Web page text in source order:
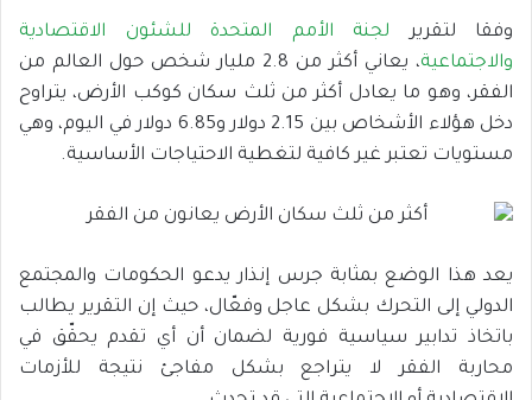
وفقا لتقرير لجنة الأمم المتحدة للشئون الاقتصادية
والاجتماعية
، يعاني أكثر من 2.8 مليار شخص حول العالم من
الفقر، وهو ما يعادل أكثر من ثلث سكان كوكب الأرض، يتراوح
دخل هؤلاء الأشخاص بين 2.15 دولار و6.85 دولار في اليوم، وهي
مستويات تعتبر غير كافية لتغطية الاحتياجات الأساسية.
يعد هذا الوضع بمثابة جرس إنذار يدعو الحكومات والمجتمع
الدولي إلى التحرك بشكل عاجل وفعّال، حيث إن التقرير يطالب
باتخاذ تدابير سياسية فورية لضمان أن أي تقدم يحقّق في
محاربة الفقر لا يتراجع بشكل مفاجئ نتيجة للأزمات